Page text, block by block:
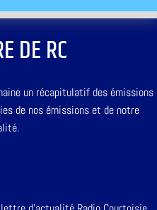
DE RC
un récapitulatif des émissions
de nos émissions et de notre